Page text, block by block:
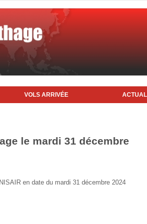
VOLS ARRIVÉE
le mardi 31 décembre
en date du mardi 31 décembre 2024